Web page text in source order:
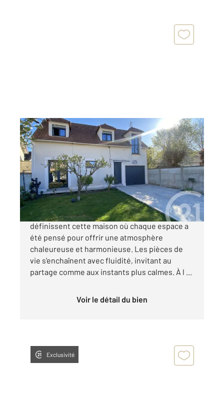
OZOIR LA FERRIERE 77
75,11 m2, 5 pièces
Ref : 275
Maison à vendre
349 000 €
Lumière, volumes et douceur de vivre
définissent cette maison où chaque espace a
été pensé pour offrir une atmosphère
chaleureuse et harmonieuse. Les pièces de
vie s'enchaînent avec fluidité, invitant au
partage comme aux instants plus calmes. À l ...
Voir le détail du bien
Exclusivité